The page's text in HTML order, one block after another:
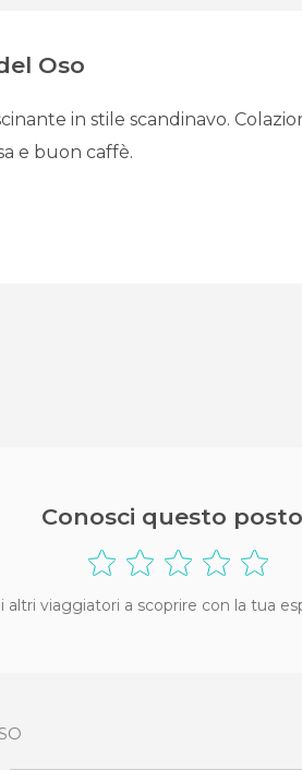
Oso
in stile scandinavo.
e buon caffè.
Conosci questo
altri viaggiatori a scoprire con la tua